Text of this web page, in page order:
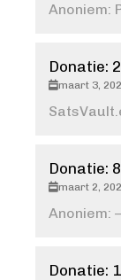
Anoniem:
Donatie:
maart 3,
Donatie:
maart 2,
Anoniem: –
Donatie: